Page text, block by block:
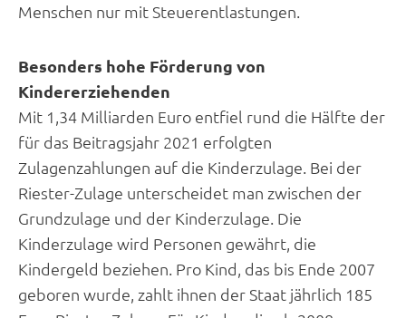
Menschen nur mit Steuerentlastungen.
Besonders hohe Förderung von
Kindererziehenden
Mit 1,34 Milliarden Euro entfiel rund die Hälfte der
für das Beitragsjahr 2021 erfolgten
Zulagenzahlungen auf die Kinderzulage. Bei der
Riester-Zulage unterscheidet man zwischen der
Grundzulage und der Kinderzulage. Die
Kinderzulage wird Personen gewährt, die
Kindergeld beziehen. Pro Kind, das bis Ende 2007
geboren wurde, zahlt ihnen der Staat jährlich 185